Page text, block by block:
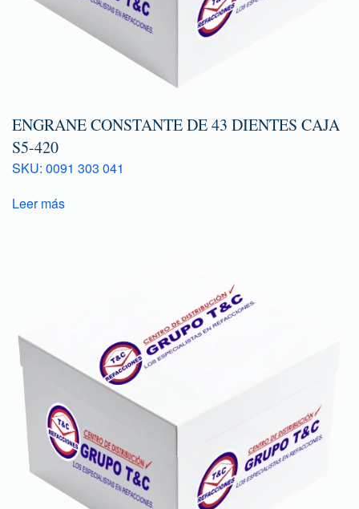
ENGRANE CONSTANTE DE 43 DIENTES CAJA
S5-420
SKU: 0091 303 041
Leer más